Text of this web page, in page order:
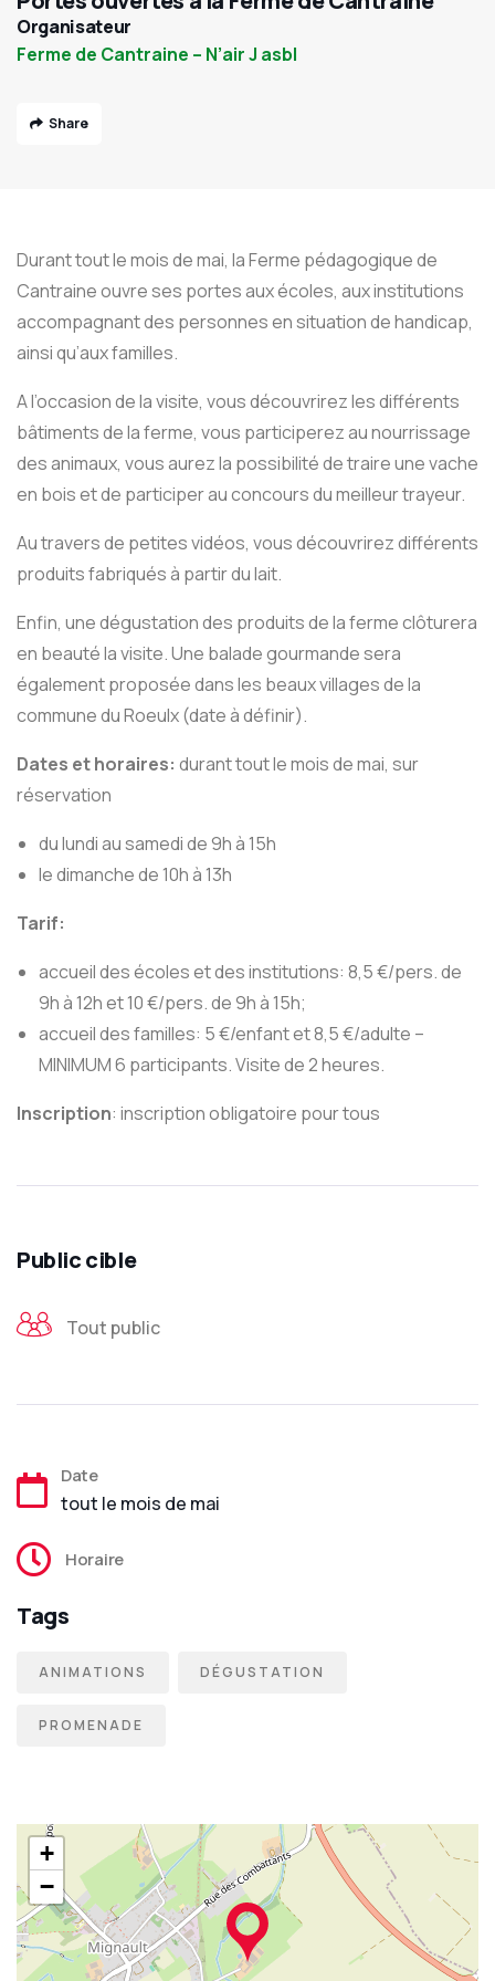
Organisateur
Ferme de Cantraine – N’air J asbl
Share
Durant tout le mois de mai, la Ferme pédagogique de
Cantraine ouvre ses portes aux écoles, aux institutions
accompagnant des personnes en situation de handicap,
ainsi qu’aux familles.
A l’occasion de la visite, vous découvrirez les différents
bâtiments de la ferme, vous participerez au nourrissage
des animaux, vous aurez la possibilité de traire une vache
en bois et de participer au concours du meilleur trayeur.
Au travers de petites vidéos, vous découvrirez différents
produits fabriqués à partir du lait.
Enfin, une dégustation des produits de la ferme clôturera
en beauté la visite. Une balade gourmande sera
également proposée dans les beaux villages de la
commune du Roeulx (date à définir).
Dates et horaires: durant tout le mois de mai, sur
réservation
du lundi au samedi de 9h à 15h
le dimanche de 10h à 13h
Tarif:
accueil des écoles et des institutions: 8,5 €/pers. de
9h à 12h et 10 €/pers. de 9h à 15h;
accueil des familles: 5 €/enfant et 8,5 €/adulte –
MINIMUM 6 participants. Visite de 2 heures.
Inscription: inscription obligatoire pour tous
Public cible
Tout public
Date
tout le mois de mai
Horaire
Tags
ANIMATIONS DÉGUSTATION
PROMENADE
+
−